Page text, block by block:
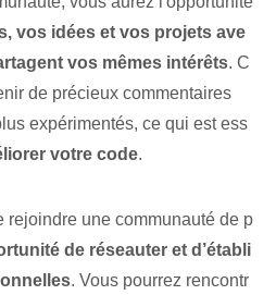
vos idées et vos projets ave
vos mêmes intérêts. C
de précieux commentaires
expérimentés, ce qui est ess
votre code.
rejoindre une communauté de p
de réseauter et d’établi
. Vous pourrez rencontr